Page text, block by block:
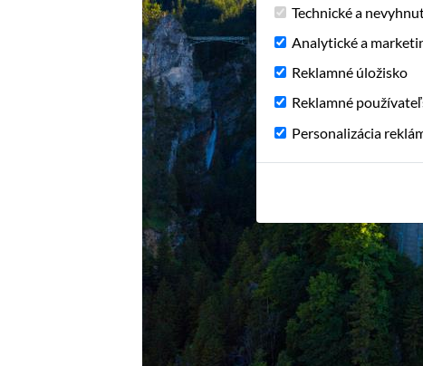
Technické a
Analytické a
Reklamné úložisko
Reklamné
Personalizácia